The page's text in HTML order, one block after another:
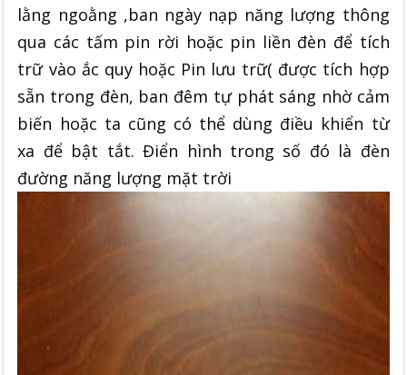
lằng ngoằng ,ban ngày nạp năng lượng thông
qua các tấm pin rời hoặc pin liền đèn để tích
trữ vào ắc quy hoặc Pin lưu trữ( được tích hợp
sẵn trong đèn, ban đêm tự phát sáng nhờ cảm
biến hoặc ta cũng có thể dùng điều khiển từ
xa để bật tắt. Điển hình trong số đó là đèn
đường năng lượng mặt trời